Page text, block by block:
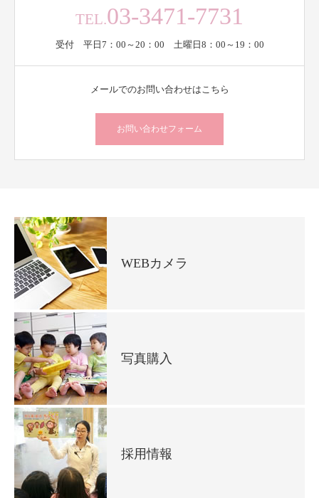
TEL.03-3471-7731
受付 平日7：00～20：00 土曜日8：00～19：00
メールでのお問い合わせはこちら
お問い合わせフォーム
WEBカメラ
写真購入
採用情報